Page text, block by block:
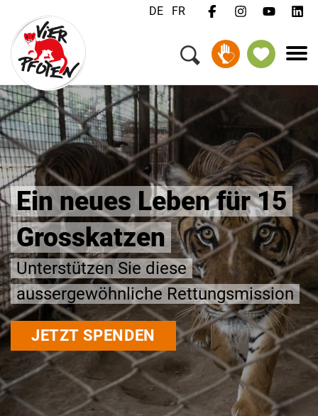
DE FR
Ein neues Leben für 15
Grosskatzen
Unterstützen Sie diese
aussergewöhnliche Rettungsmission
JETZT SPENDEN